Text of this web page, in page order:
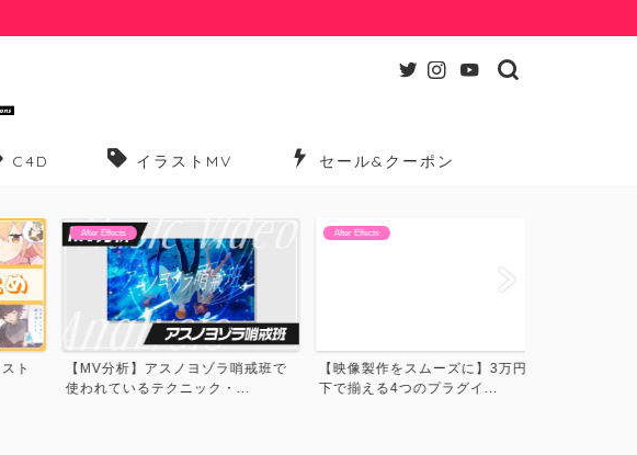
C4D イラストMV セール&クーポン
After Effects
【MV分析】アスノヨゾラ哨戒班で
使われているテクニック・...
After Effects
【映像製作をスムーズに】3万円以
下で揃える4つのプラグイ...